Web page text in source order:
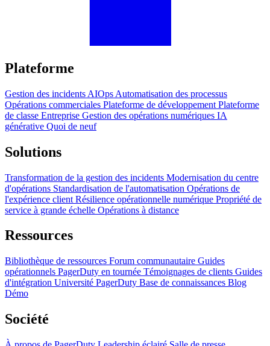
Plateforme
Gestion des incidents AIOps Automatisation des processus
Opérations commerciales Plateforme de développement Plateforme
de classe Entreprise Gestion des opérations numériques IA
générative Quoi de neuf
Solutions
Transformation de la gestion des incidents Modernisation du centre
d'opérations Standardisation de l'automatisation Opérations de
l'expérience client Résilience opérationnelle numérique Propriété de
service à grande échelle Opérations à distance
Ressources
Bibliothèque de ressources Forum communautaire Guides
opérationnels PagerDuty en tournée Témoignages de clients Guides
d'intégration Université PagerDuty Base de connaissances Blog
Démo
Société